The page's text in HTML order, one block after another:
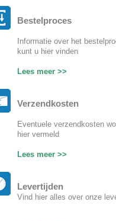
Bestelproces
Informatie over het
kunt u hier vinden
Lees meer >>
Verzendkosten
Eventuele verzendkosten
hier vermeld
Lees meer >>
Levertijden
Vind hier alles over onze